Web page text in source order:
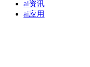
ai资讯
ai应用